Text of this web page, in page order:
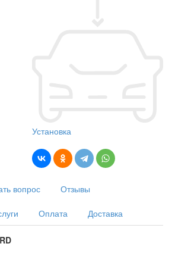
Установка
вопрос Отзывы
Оплата Доставка